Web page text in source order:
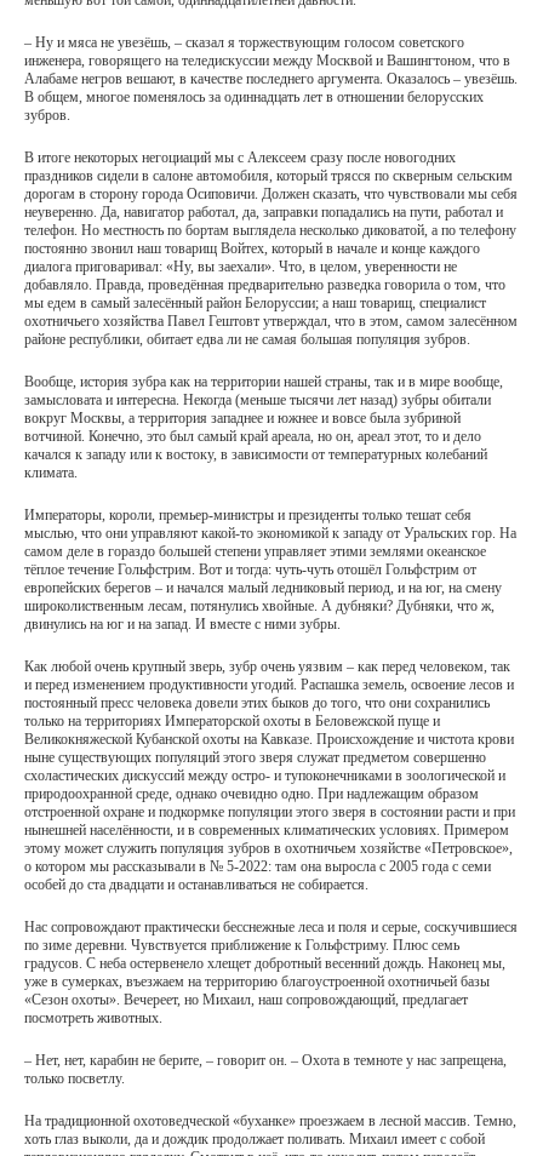
– Ну и мяса не увезёшь, – сказал я торжествующим голосом советского
инженера, говорящего на теледискуссии между Москвой и Вашингтоном, что в
Алабаме негров вешают, в качестве последнего аргумента. Оказалось – увезёшь.
В общем, многое поменялось за одиннадцать лет в отношении белорусских
зубров.
В итоге некоторых негоциаций мы с Алексеем сразу после новогодних
праздников сидели в салоне автомобиля, который трясся по скверным сельским
дорогам в сторону города Осиповичи. Должен сказать, что чувствовали мы себя
неуверенно. Да, навигатор работал, да, заправки попадались на пути, работал и
телефон. Но местность по бортам выглядела несколько диковатой, а по телефону
постоянно звонил наш товарищ Войтех, который в начале и конце каждого
диалога приговаривал: «Ну, вы заехали». Что, в целом, уверенности не
добавляло. Правда, проведённая предварительно разведка говорила о том, что
мы едем в самый залесённый район Белоруссии; а наш товарищ, специалист
охотничьего хозяйства Павел Гештовт утверждал, что в этом, самом залесённом
районе республики, обитает едва ли не самая большая популяция зубров.
Вообще, история зубра как на территории нашей страны, так и в мире вообще,
замысловата и интересна. Некогда (меньше тысячи лет назад) зубры обитали
вокруг Москвы, а территория западнее и южнее и вовсе была зубриной
вотчиной. Конечно, это был самый край ареала, но он, ареал этот, то и дело
качался к западу или к востоку, в зависимости от температурных колебаний
климата.
Императоры, короли, премьер-министры и президенты только тешат себя
мыслью, что они управляют какой-то экономикой к западу от Уральских гор. На
самом деле в гораздо большей степени управляет этими землями океанское
тёплое течение Гольфстрим. Вот и тогда: чуть-чуть отошёл Гольфстрим от
европейских берегов – и начался малый ледниковый период, и на юг, на смену
широколиственным лесам, потянулись хвойные. А дубняки? Дубняки, что ж,
двинулись на юг и на запад. И вместе с ними зубры.
Как любой очень крупный зверь, зубр очень уязвим – как перед человеком, так
и перед изменением продуктивности угодий. Распашка земель, освоение лесов и
постоянный пресс человека довели этих быков до того, что они сохранились
только на территориях Императорской охоты в Беловежской пуще и
Великокняжеской Кубанской охоты на Кавказе. Происхождение и чистота крови
ныне существующих популяций этого зверя служат предметом совершенно
схоластических дискуссий между остро- и тупоконечниками в зоологической и
природоохранной среде, однако очевидно одно. При надлежащим образом
отстроенной охране и подкормке популяции этого зверя в состоянии расти и при
нынешней населённости, и в современных климатических условиях. Примером
этому может служить популяция зубров в охотничьем хозяйстве «Петровское»,
о котором мы рассказывали в № 5-2022: там она выросла с 2005 года с семи
особей до ста двадцати и останавливаться не собирается.
Нас сопровождают практически бесснежные леса и поля и серые, соскучившиеся
по зиме деревни. Чувствуется приближение к Гольфстриму. Плюс семь
градусов. С неба остервенело хлещет добротный весенний дождь. Наконец мы,
уже в сумерках, въезжаем на территорию благоустроенной охотничьей базы
«Сезон охоты». Вечереет, но Михаил, наш сопровождающий, предлагает
посмотреть животных.
– Нет, нет, карабин не берите, – говорит он. – Охота в темноте у нас запрещена,
только посветлу.
На традиционной охотоведческой «буханке» проезжаем в лесной массив. Темно,
хоть глаз выколи, да и дождик продолжает поливать. Михаил имеет с собой